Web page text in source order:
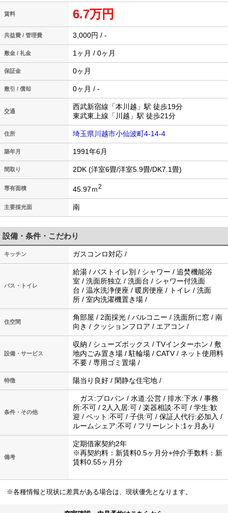
賃料 6.7万円
共益費 / 管理費 3,000円 / -
敷金 / 礼金 1ヶ月 / 0ヶ月
保証金 0ヶ月
敷引 / 償却 0ヶ月 / -
交通
西武新宿線「本川越」駅 徒歩19分
東武東上線「川越」駅 徒歩21分
住所 埼玉県川越市小仙波町4-14-4
築年月 1991年6月
間取り 2DK (洋室6畳/洋室5.9畳/DK7.1畳)
専有面積 45.97ｍ2
主要採光面 南
設備・条件・こだわり
キッチン ガスコンロ対応 /
バス・トイレ
給湯 / バストイレ別 / シャワー / 追焚機能浴
室 / 洗面所独立 / 洗面台 / シャワー付洗面
台 / 温水洗浄便座 / 暖房便座 / トイレ / 洗面
所 / 室内洗濯機置き場 /
住空間
角部屋 / 2面採光 / バルコニー / 洗面所に窓 / 南
向き / クッションフロア / エアコン /
設備・サービス
収納 / シューズボックス / TVインターホン / 敷
地内ごみ置き場 / 駐輪場 / CATV / ネット使用料
不要 / 専用ゴミ置場 /
特徴 陽当り良好 / 閑静な住宅地 /
条件・その他
ガス:プロパン / 水道:公営 / 排水:下水 / 事務
所:不可 / 2人入居:可 / 楽器相談:不可 / 学生:歓
迎 / ペット:不可 / 子供:可 / 保証人代行:必加入 /
ルームシェア:不可 / フリーレント:1ヶ月あり
備考
定期借家契約2年
※再契約料：新賃料0.5ヶ月分+仲介手数料：新
賃料0.55ヶ月分
※各種情報と現状に差異がある場合は、現状優先となります。